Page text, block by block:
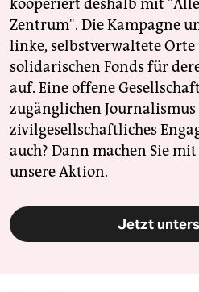
kooperiert deshalb mit
Zentrum". Die Kampagne
linke, selbstverwaltete
solidarischen Fonds für
auf. Eine offene
zugänglichen Journalismus
zivilgesellschaftliches
auch? Dann machen Sie
unsere Aktion.
Jetzt